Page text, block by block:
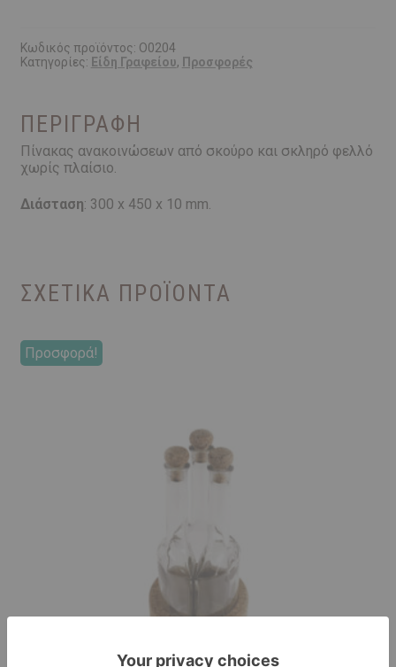
ποσότητα
Κωδικός προϊόντος: O0204
Κατηγορίες: Είδη Γραφείου, Προσφορές
ΠΕΡΙΓΡΑΦΉ
Πίνακας ανακοινώσεων από σκούρο και σκληρό φελλό
χωρίς πλαίσιο.
Διάσταση: 300 x 450 x 10 mm.
ΣΧΕΤΙΚΆ ΠΡΟΪΌΝΤΑ
Προσφορά!